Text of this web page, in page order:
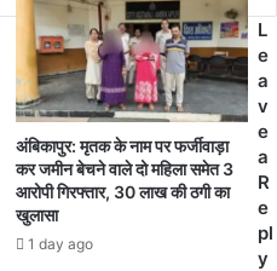
अंबिकापुर: मृतक के नाम पर फर्जीवाड़ा
कर जमीन बेचने वाले दो महिला समेत 3
आरोपी गिरफ्तार, 30 लाख की ठगी का
खुलासा
1 day ago
L
e
a
v
e
a
R
e
pl
y